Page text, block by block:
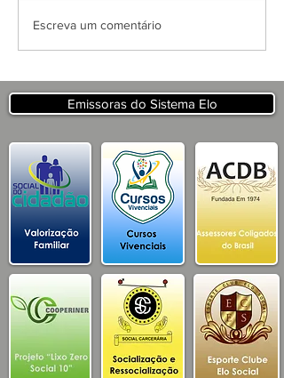
APRESENTAÇÃO DO
TURISMO E
DESENVOLVIMENTO
ECONOMICO PB
Escreva um comentário
Emissoras do Sistema Elo